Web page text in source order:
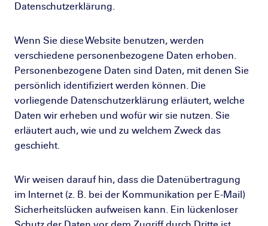
Datenschutzerklärung.
Wenn Sie diese Website benutzen, werden
verschiedene personenbezogene Daten erhoben.
Personenbezogene Daten sind Daten, mit denen Sie
persönlich identifiziert werden können. Die
vorliegende Datenschutzerklärung erläutert, welche
Daten wir erheben und wofür wir sie nutzen. Sie
erläutert auch, wie und zu welchem Zweck das
geschieht.
Wir weisen darauf hin, dass die Datenübertragung
im Internet (z. B. bei der Kommunikation per E-Mail)
Sicherheitslücken aufweisen kann. Ein lückenloser